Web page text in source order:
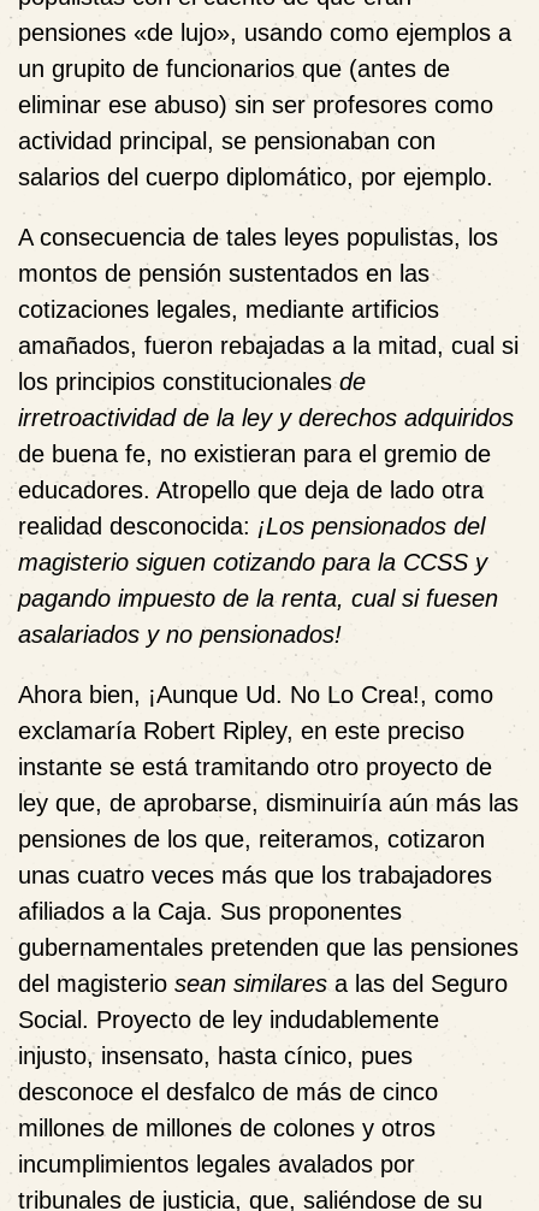
pensiones «de lujo», usando como ejemplos a
un grupito de funcionarios que (antes de
eliminar ese abuso) sin ser profesores como
actividad principal, se pensionaban con
salarios del cuerpo diplomático, por ejemplo.
A consecuencia de tales leyes populistas, los
montos de pensión sustentados en las
cotizaciones legales, mediante artificios
amañados, fueron rebajadas a la mitad, cual si
los principios constitucionalesde
irretroactividad de la ley y derechos adquiridos
de buena fe, no existieran para el gremio de
educadores. Atropello que deja de lado otra
realidad desconocida: ¡Los pensionados del
magisterio siguen cotizando para la CCSS y
pagando impuesto de la renta, cual si fuesen
asalariados y no pensionados!
Ahora bien, ¡Aunque Ud. No Lo Crea!, como
exclamaría Robert Ripley, en este preciso
instante se está tramitando otro proyecto de
ley que, de aprobarse, disminuiría aún más las
pensiones de los que, reiteramos, cotizaron
unas cuatro veces más que los trabajadores
afiliados a la Caja. Sus proponentes
gubernamentales pretenden que las pensiones
del magisterio sean similaresa las del Seguro
Social. Proyecto de ley indudablemente
injusto, insensato, hasta cínico, pues
desconoce el desfalco de más de cinco
millones de millones de colones y otros
incumplimientos legales avalados por
tribunales de justicia, que, saliéndose de su